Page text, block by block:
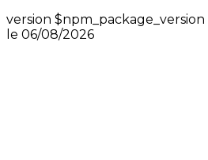
version $npm_package_version
le 06/08/2026